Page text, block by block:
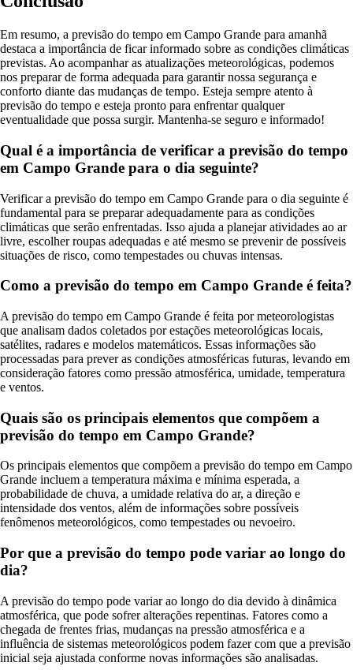
Em resumo, a previsão do tempo em Campo Grande para amanhã
destaca a importância de ficar informado sobre as condições climáticas
previstas. Ao acompanhar as atualizações meteorológicas, podemos
nos preparar de forma adequada para garantir nossa segurança e
conforto diante das mudanças de tempo. Esteja sempre atento à
previsão do tempo e esteja pronto para enfrentar qualquer
eventualidade que possa surgir. Mantenha-se seguro e informado!
Qual é a importância de verificar a previsão do tempo
em Campo Grande para o dia seguinte?
Verificar a previsão do tempo em Campo Grande para o dia seguinte é
fundamental para se preparar adequadamente para as condições
climáticas que serão enfrentadas. Isso ajuda a planejar atividades ao ar
livre, escolher roupas adequadas e até mesmo se prevenir de possíveis
situações de risco, como tempestades ou chuvas intensas.
Como a previsão do tempo em Campo Grande é feita?
A previsão do tempo em Campo Grande é feita por meteorologistas
que analisam dados coletados por estações meteorológicas locais,
satélites, radares e modelos matemáticos. Essas informações são
processadas para prever as condições atmosféricas futuras, levando em
consideração fatores como pressão atmosférica, umidade, temperatura
e ventos.
Quais são os principais elementos que compõem a
previsão do tempo em Campo Grande?
Os principais elementos que compõem a previsão do tempo em Campo
Grande incluem a temperatura máxima e mínima esperada, a
probabilidade de chuva, a umidade relativa do ar, a direção e
intensidade dos ventos, além de informações sobre possíveis
fenômenos meteorológicos, como tempestades ou nevoeiro.
Por que a previsão do tempo pode variar ao longo do
dia?
A previsão do tempo pode variar ao longo do dia devido à dinâmica
atmosférica, que pode sofrer alterações repentinas. Fatores como a
chegada de frentes frias, mudanças na pressão atmosférica e a
influência de sistemas meteorológicos podem fazer com que a previsão
inicial seja ajustada conforme novas informações são analisadas.